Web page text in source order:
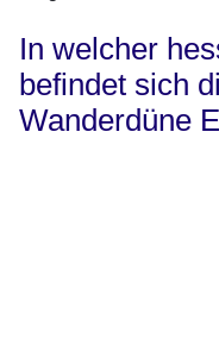
In welcher
befindet sich
Wanderdüne